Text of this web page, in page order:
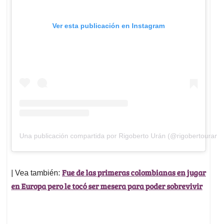
Ver esta publicación en Instagram
Una publicación compartida por Rigoberto Urán
| Vea también: Fue de las primeras colombianas en jugar
en Europa pero le tocó ser mesera para poder sobrevivir